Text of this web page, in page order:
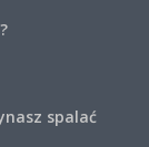
spalać